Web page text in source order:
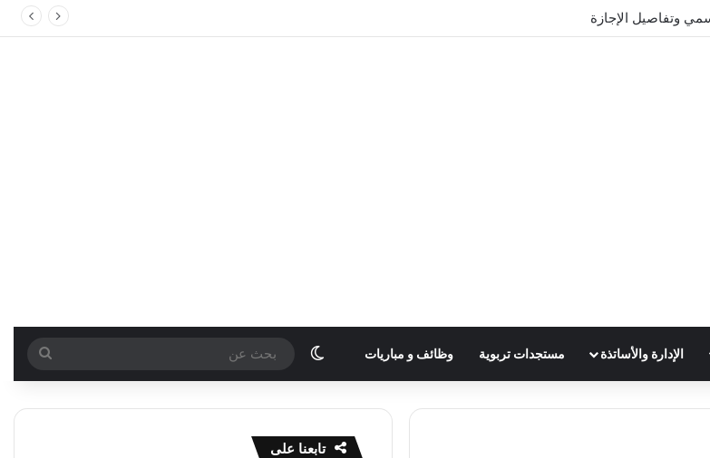
الإدارة والأساتذة مستجدات تربوية وظائف و مباريات الوضع المظلم
بحث
عن
تابعنا على